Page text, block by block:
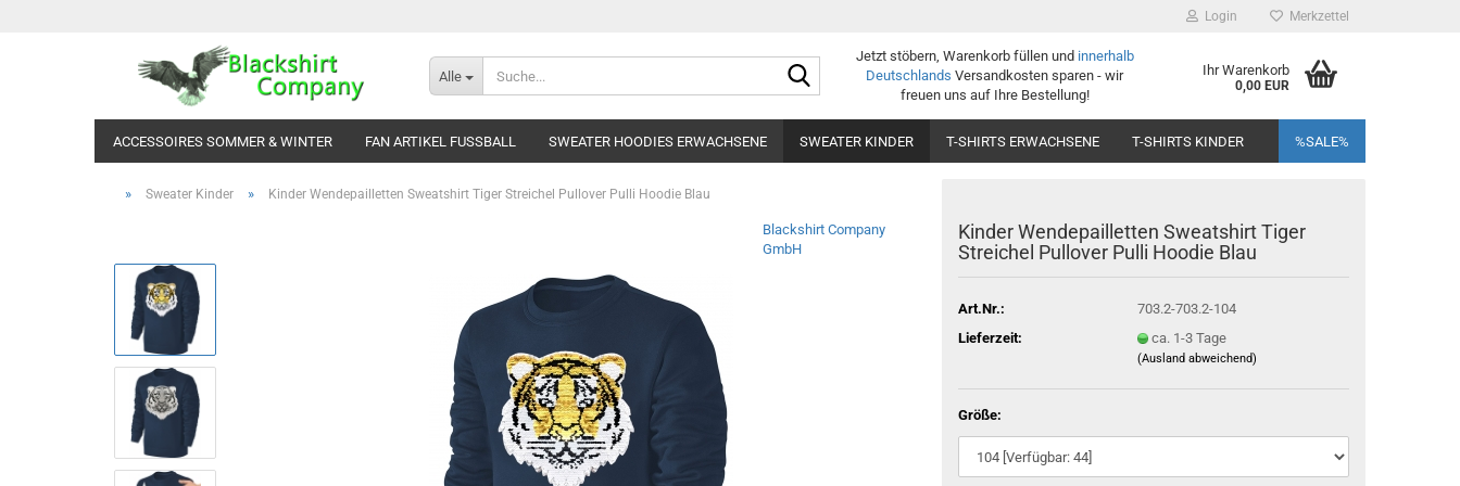
Login Merkzettel
Alle
Suche...
Jetzt stöbern, Warenkorb füllen und innerhalb
Deutschlands Versandkosten sparen - wir
freuen uns auf Ihre Bestellung!
Ihr Warenkorb
0,00 EUR
ACCESSOIRES SOMMER & WINTER FAN ARTIKEL FUSSBALL SWEATER HOODIES ERWACHSENE SWEATER KINDER T-SHIRTS ERWACHSENE T-SHIRTS KINDER %SALE%
» Sweater Kinder » Kinder Wendepailletten Sweatshirt Tiger Streichel Pullover Pulli Hoodie Blau
Blackshirt Company
GmbH
Kinder Wendepailletten Sweatshirt Tiger
Streichel Pullover Pulli Hoodie Blau
Art.Nr.:
703.2-703.2-104
Lieferzeit:
ca. 1-3 Tage
(Ausland abweichend)
Größe: